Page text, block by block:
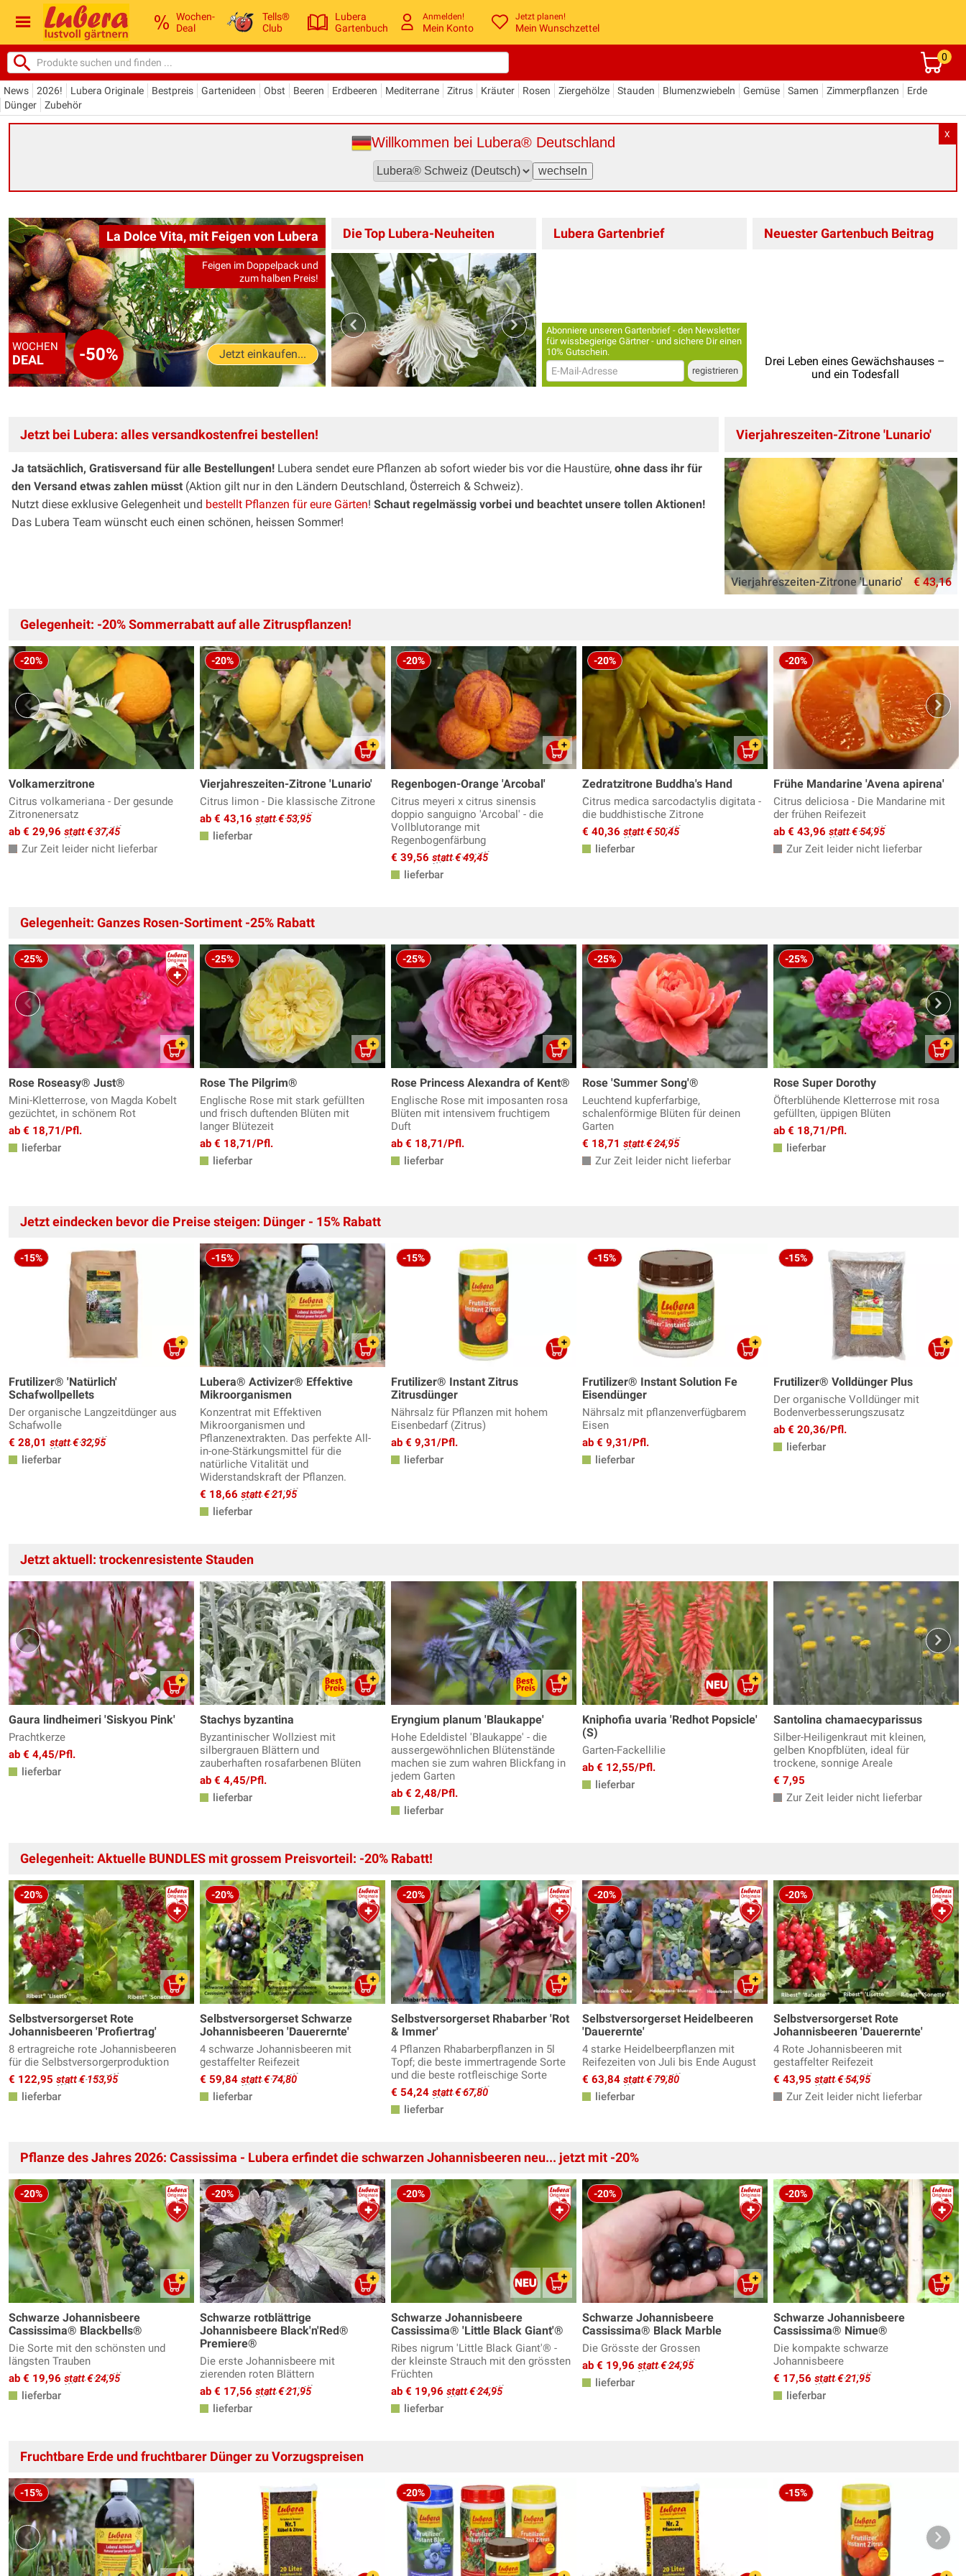
Wochen-
Deal
Tells®
Club
Lubera
Gartenbuch
Anmelden!
Mein Konto
Jetzt planen!
Mein Wunschzettel
0
News 2026! Lubera Originale Bestpreis Gartenideen Obst Beeren Erdbeeren Mediterrane Zitrus Kräuter Rosen Ziergehölze Stauden Blumenzwiebeln Gemüse Samen Zimmerpflanzen
Erde
Dünger
Zubehör
X
Willkommen bei Lubera® Deutschland
WOCHEN
DEAL -50%
La Dolce Vita, mit Feigen von Lubera
Feigen im Doppelpack und
zum halben Preis!
Jetzt einkaufen...
Die Top Lubera-Neuheiten Lubera Gartenbrief
Abonniere unseren Gartenbrief - den Newsletter
für wissbegierige Gärtner - und sichere Dir einen
10% Gutschein.
Neuester Gartenbuch Beitrag
Drei Leben eines Gewächshauses –
und ein Todesfall
Jetzt bei Lubera: alles versandkostenfrei bestellen!
Ja tatsächlich, Gratisversand für alle Bestellungen! Lubera sendet eure Pflanzen ab sofort wieder bis vor die Haustüre, ohne dass ihr für
den Versand etwas zahlen müsst (Aktion gilt nur in den Ländern Deutschland, Österreich & Schweiz).
Nutzt diese exklusive Gelegenheit und bestellt Pflanzen für eure Gärten! Schaut regelmässig vorbei und beachtet unsere tollen Aktionen!
Das Lubera Team wünscht euch einen schönen, heissen Sommer!
Vierjahreszeiten-Zitrone 'Lunario'
Vierjahreszeiten-Zitrone 'Lunario' € 43,16
Gelegenheit: -20% Sommerrabatt auf alle Zitruspflanzen!
-20%
Volkamerzitrone
Citrus volkameriana - Der gesunde
Zitronenersatz
ab € 29,96 statt € 37,45
Zur Zeit leider nicht lieferbar
-20%
Vierjahreszeiten-Zitrone 'Lunario'
Citrus limon - Die klassische Zitrone
ab € 43,16 statt € 53,95
lieferbar
-20%
Regenbogen-Orange 'Arcobal'
Citrus meyeri x citrus sinensis
doppio sanguigno 'Arcobal' - die
Vollblutorange mit
Regenbogenfärbung
€ 39,56 statt € 49,45
lieferbar
-20%
Zedratzitrone Buddha's Hand
Citrus medica sarcodactylis digitata -
die buddhistische Zitrone
€ 40,36 statt € 50,45
lieferbar
-20%
Frühe Mandarine 'Avena apirena'
Citrus deliciosa - Die Mandarine mit
der frühen Reifezeit
ab € 43,96 statt € 54,95
Zur Zeit leider nicht lieferbar
Gelegenheit: Ganzes Rosen-Sortiment -25% Rabatt
-25%
Rose Roseasy® Just®
Mini-Kletterrose, von Magda Kobelt
gezüchtet, in schönem Rot
ab € 18,71/Pfl.
lieferbar
-25%
Rose The Pilgrim®
Englische Rose mit stark gefüllten
und frisch duftenden Blüten mit
langer Blütezeit
ab € 18,71/Pfl.
lieferbar
-25%
Rose Princess Alexandra of Kent®
Englische Rose mit imposanten rosa
Blüten mit intensivem fruchtigem
Duft
ab € 18,71/Pfl.
lieferbar
-25%
Rose 'Summer Song'®
Leuchtend kupferfarbige,
schalenförmige Blüten für deinen
Garten
€ 18,71 statt € 24,95
Zur Zeit leider nicht lieferbar
-25%
Rose Super Dorothy
Öfterblühende Kletterrose mit rosa
gefüllten, üppigen Blüten
ab € 18,71/Pfl.
lieferbar
Jetzt eindecken bevor die Preise steigen: Dünger - 15% Rabatt
-15%
Frutilizer® 'Natürlich'
Schafwollpellets
Der organische Langzeitdünger aus
Schafwolle
€ 28,01 statt € 32,95
lieferbar
-15%
Lubera® Activizer® Effektive
Mikroorganismen
Konzentrat mit Effektiven
Mikroorganismen und
Pflanzenextrakten. Das perfekte All-
in-one-Stärkungsmittel für die
natürliche Vitalität und
Widerstandskraft der Pflanzen.
€ 18,66 statt € 21,95
lieferbar
-15%
Frutilizer® Instant Zitrus
Zitrusdünger
Nährsalz für Pflanzen mit hohem
Eisenbedarf (Zitrus)
ab € 9,31/Pfl.
lieferbar
-15%
Frutilizer® Instant Solution Fe
Eisendünger
Nährsalz mit pflanzenverfügbarem
Eisen
ab € 9,31/Pfl.
lieferbar
-15%
Frutilizer® Volldünger Plus
Der organische Volldünger mit
Bodenverbesserungszusatz
ab € 20,36/Pfl.
lieferbar
Jetzt aktuell: trockenresistente Stauden
Gaura lindheimeri 'Siskyou Pink'
Prachtkerze
ab € 4,45/Pfl.
lieferbar
Stachys byzantina
Byzantinischer Wollziest mit
silbergrauen Blättern und
zauberhaften rosafarbenen Blüten
ab € 4,45/Pfl.
lieferbar
Eryngium planum 'Blaukappe'
Hohe Edeldistel 'Blaukappe' - die
aussergewöhnlichen Blütenstände
machen sie zum wahren Blickfang in
jedem Garten
ab € 2,48/Pfl.
lieferbar
Kniphofia uvaria 'Redhot Popsicle'
(S)
Garten-Fackellilie
ab € 12,55/Pfl.
lieferbar
Santolina chamaecyparissus
Silber-Heiligenkraut mit kleinen,
gelben Knopfblüten, ideal für
trockene, sonnige Areale
€ 7,95
Zur Zeit leider nicht lieferbar
Gelegenheit: Aktuelle BUNDLES mit grossem Preisvorteil: -20% Rabatt!
-20%
Selbstversorgerset Rote
Johannisbeeren 'Profiertrag'
8 ertragreiche rote Johannisbeeren
für die Selbstversorgerproduktion
€ 122,95 statt € 153,95
lieferbar
-20%
Selbstversorgerset Schwarze
Johannisbeeren 'Dauerernte'
4 schwarze Johannisbeeren mit
gestaffelter Reifezeit
€ 59,84 statt € 74,80
lieferbar
-20%
Selbstversorgerset Rhabarber 'Rot
& Immer'
4 Pflanzen Rhabarberpflanzen in 5l
Topf; die beste immertragende Sorte
und die beste rotfleischige Sorte
€ 54,24 statt € 67,80
lieferbar
-20%
Selbstversorgerset Heidelbeeren
'Dauerernte'
4 starke Heidelbeerpflanzen mit
Reifezeiten von Juli bis Ende August
€ 63,84 statt € 79,80
lieferbar
-20%
Selbstversorgerset Rote
Johannisbeeren 'Dauerernte'
4 Rote Johannisbeeren mit
gestaffelter Reifezeit
€ 43,95 statt € 54,95
Zur Zeit leider nicht lieferbar
Pflanze des Jahres 2026: Cassissima - Lubera erfindet die schwarzen Johannisbeeren neu... jetzt mit -20%
-20%
Schwarze Johannisbeere
Cassissima® Blackbells®
Die Sorte mit den schönsten und
längsten Trauben
ab € 19,96 statt € 24,95
lieferbar
-20%
Schwarze rotblättrige
Johannisbeere Black'n'Red®
Premiere®
Die erste Johannisbeere mit
zierenden roten Blättern
ab € 17,56 statt € 21,95
lieferbar
-20%
Schwarze Johannisbeere
Cassissima® 'Little Black Giant'®
Ribes nigrum 'Little Black Giant'® -
der kleinste Strauch mit den grössten
Früchten
ab € 19,96 statt € 24,95
lieferbar
-20%
Schwarze Johannisbeere
Cassissima® Black Marble
Die Grösste der Grossen
ab € 19,96 statt € 24,95
lieferbar
-20%
Schwarze Johannisbeere
Cassissima® Nimue®
Die kompakte schwarze
Johannisbeere
€ 17,56 statt € 21,95
lieferbar
Fruchtbare Erde und fruchtbarer Dünger zu Vorzugspreisen
-15% -20% -15%